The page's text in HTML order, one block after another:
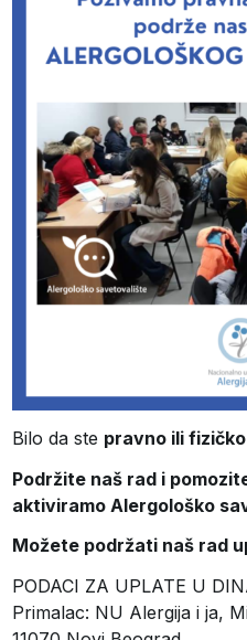
Bilo da ste pravno ili
Podržite naš rad i
aktiviramo Alergološko
Možete podržati naš rad
PODACI ZA UPLATE U
Primalac: NU Alergija i ja,